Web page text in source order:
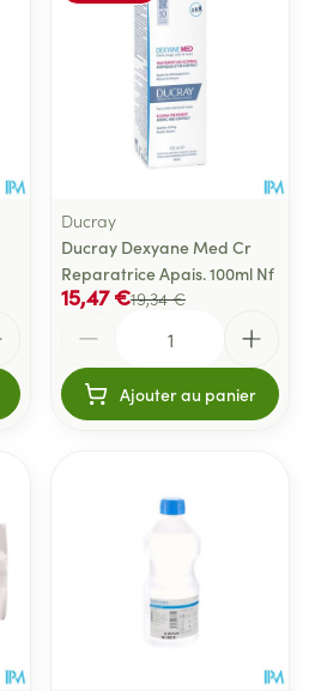
Ducray
Ducray Dexyane Med Cr
Reparatrice Apais. 100ml Nf
19,34 €
15,47 €
Ajouter au panier